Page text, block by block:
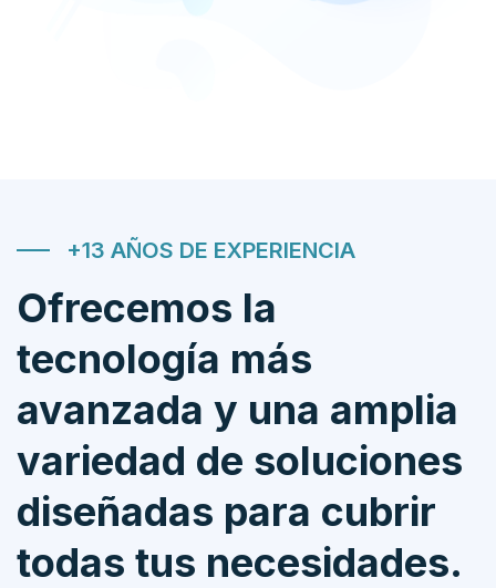
+13 AÑOS DE EXPERIENCIA
Ofrecemos la
tecnología más
avanzada y una amplia
variedad de soluciones
diseñadas para cubrir
todas tus necesidades.